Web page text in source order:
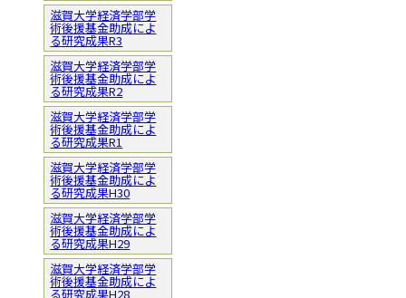
滋賀大学経済学部学
術後援基金助成によ
る研究成果R3
滋賀大学経済学部学
術後援基金助成によ
る研究成果R2
滋賀大学経済学部学
術後援基金助成によ
る研究成果R1
滋賀大学経済学部学
術後援基金助成によ
る研究成果H30
滋賀大学経済学部学
術後援基金助成によ
る研究成果H29
滋賀大学経済学部学
術後援基金助成によ
る研究成果H28